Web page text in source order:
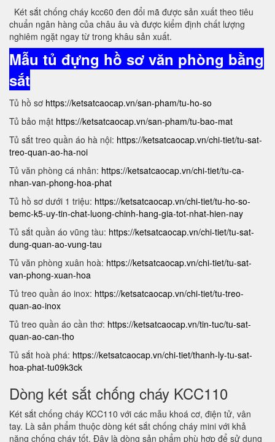
Két sắt chống cháy kcc60 đen đổi mã được sản xuất theo tiêu
chuẩn ngân hàng của châu âu và được kiểm định chất lượng
nghiêm ngặt ngay từ trong khâu sản xuất.
Mẫu tủ đựng hồ sơ văn phòng bằng
sắt
Tủ hồ sơ https://ketsatcaocap.vn/san-pham/tu-ho-so
Tủ bảo mật https://ketsatcaocap.vn/san-pham/tu-bao-mat
Tủ sắt treo quần áo hà nội: https://ketsatcaocap.vn/chi-tiet/tu-sat-
treo-quan-ao-ha-noi
Tủ văn phòng cá nhân: https://ketsatcaocap.vn/chi-tiet/tu-ca-
nhan-van-phong-hoa-phat
Tủ hồ sơ dưới 1 triệu: https://ketsatcaocap.vn/chi-tiet/tu-ho-so-
bemc-k5-uy-tin-chat-luong-chinh-hang-gia-tot-nhat-hien-nay
Tủ sắt quần áo vũng tàu: https://ketsatcaocap.vn/chi-tiet/tu-sat-
dung-quan-ao-vung-tau
Tủ văn phòng xuân hoà: https://ketsatcaocap.vn/chi-tiet/tu-sat-
van-phong-xuan-hoa
Tủ treo quần áo inox: https://ketsatcaocap.vn/chi-tiet/tu-treo-
quan-ao-inox
Tủ treo quần áo cần thơ: https://ketsatcaocap.vn/tin-tuc/tu-sat-
quan-ao-can-tho
Tủ sắt hoà phá: https://ketsatcaocap.vn/chi-tiet/thanh-ly-tu-sat-
hoa-phat-tu09k3ck
Dòng két sắt chống cháy KCC110
Két sắt chống cháy KCC110 với các mẫu khoá cơ, điện tử, vân
tay. Là sản phẩm thuộc dòng két sắt chống cháy mini với khả
năng chống cháy tốt. Đây là dòng sản phẩm phù hợp để sử dụng